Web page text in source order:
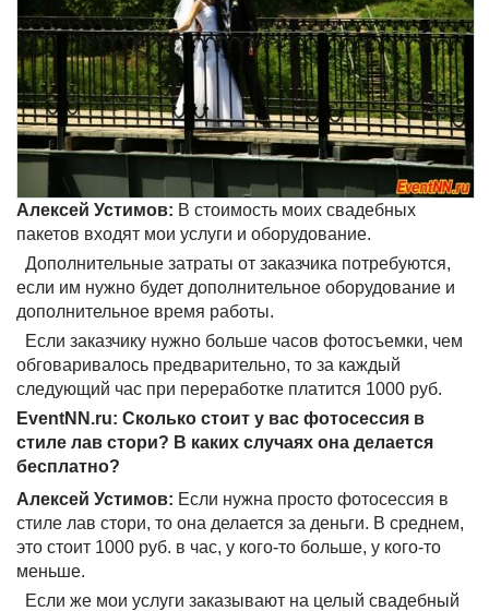
Алексей Устимов: В стоимость моих свадебных
пакетов входят мои услуги и оборудование.
Дополнительные затраты от заказчика потребуются,
если им нужно будет дополнительное оборудование и
дополнительное время работы.
Если заказчику нужно больше часов фотосъемки, чем
обговаривалось предварительно, то за каждый
следующий час при переработке платится 1000 руб.
EventNN.ru: Сколько стоит у вас фотосессия в
стиле лав стори? В каких случаях она делается
бесплатно?
Алексей Устимов: Если нужна просто фотосессия в
стиле лав стори, то она делается за деньги. В среднем,
это стоит 1000 руб. в час, у кого-то больше, у кого-то
меньше.
Если же мои услуги заказывают на целый свадебный